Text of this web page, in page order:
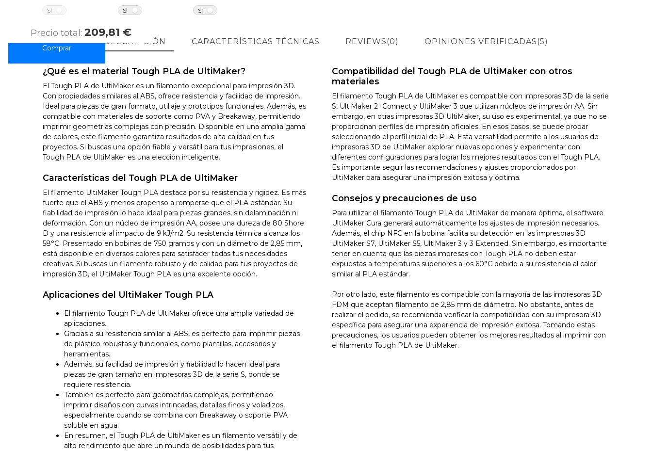
SÍ SÍ SÍ
Precio total:209,81 €
DESCRIPCIÓN CARACTERÍSTICAS TÉCNICAS REVIEWS(0) OPINIONES VERIFICADAS(5)
¿Qué es el material Tough PLA de UltiMaker?
El Tough PLA de UltiMaker es un filamento excepcional para impresión 3D.
Con propiedades similares al ABS, ofrece resistencia y facilidad de impresión.
Ideal para piezas de gran formato, utillaje y prototipos funcionales. Además, es
compatible con materiales de soporte como PVA y Breakaway, permitiendo
imprimir geometrías complejas con precisión. Disponible en una amplia gama
de colores, este filamento garantiza resultados de alta calidad en tus
proyectos. Si buscas una opción fiable y versátil para tus impresiones, el
Tough PLA de UltiMaker es una elección inteligente.
Características del Tough PLA de UltiMaker
El filamento UltiMaker Tough PLA destaca por su resistencia y rigidez. Es más
fuerte que el ABS y menos propenso a romperse que el PLA estándar. Su
fiabilidad de impresión lo hace ideal para piezas grandes, sin delaminación ni
deformación. Con un núcleo de impresión AA, posee una dureza de 80 Shore
D y una resistencia al impacto de 9 kJ/m2. Su resistencia térmica alcanza los
58°C. Presentado en bobinas de 750 gramos y con un diámetro de 2,85 mm,
está disponible en diversos colores para satisfacer todas tus necesidades
creativas. Si buscas un filamento robusto y de calidad para tus proyectos de
impresión 3D, el UltiMaker Tough PLA es una excelente opción.
Aplicaciones del UltiMaker Tough PLA
El filamento Tough PLA de UltiMaker ofrece una amplia variedad de
aplicaciones.
Gracias a su resistencia similar al ABS, es perfecto para imprimir piezas
de plástico robustas y funcionales, como plantillas, accesorios y
herramientas.
Además, su facilidad de impresión y fiabilidad lo hacen ideal para
piezas de gran tamaño en impresoras 3D de la serie S, donde se
requiere resistencia.
También es perfecto para geometrías complejas, permitiendo
imprimir diseños con curvas intrincadas, detalles finos y voladizos,
especialmente cuando se combina con Breakaway o soporte PVA
soluble en agua.
En resumen, el Tough PLA de UltiMaker es un filamento versátil y de
alto rendimiento que abre un mundo de posibilidades para tus
Compatibilidad del Tough PLA de UltiMaker con otros
materiales
El filamento Tough PLA de UltiMaker es compatible con impresoras 3D de la serie
S, UltiMaker 2+Connect y UltiMaker 3 que utilizan núcleos de impresión AA. Sin
embargo, en otras impresoras 3D UltiMaker, su uso es experimental, ya que no se
proporcionan perfiles de impresión oficiales. En esos casos, se puede probar
seleccionando el perfil inicial de PLA. Esta versatilidad permite a los usuarios de
impresoras 3D de UltiMaker explorar nuevas opciones y experimentar con
diferentes configuraciones para lograr los mejores resultados con el Tough PLA.
Es importante seguir las recomendaciones y ajustes proporcionados por
UltiMaker para asegurar una impresión exitosa y óptima.
Consejos y precauciones de uso
Para utilizar el filamento Tough PLA de UltiMaker de manera óptima, el software
UltiMaker Cura generará automáticamente los ajustes de impresión necesarios.
Además, el chip NFC en la bobina facilita su detección en las impresoras 3D
UltiMaker S7, UltiMaker S5, UltiMaker 3 y 3 Extended. Sin embargo, es importante
tener en cuenta que las piezas impresas con Tough PLA no deben estar
expuestas a temperaturas superiores a los 60°C debido a su resistencia al calor
similar al PLA estándar.
Por otro lado, este filamento es compatible con la mayoría de las impresoras 3D
FDM que aceptan filamento de 2,85 mm de diámetro. No obstante, antes de
realizar el pedido, se recomienda verificar la compatibilidad con su impresora 3D
específica para asegurar una experiencia de impresión exitosa. Tomando estas
precauciones, los usuarios pueden obtener los mejores resultados al imprimir con
el filamento Tough PLA de UltiMaker.